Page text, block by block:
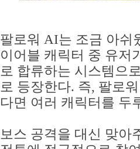
팔로워 AI는 조금 아쉬
이어블 캐릭터 중 유저
로 합류하는 시스템으
로 등장한다. 즉, 팔로
다면 여러 캐릭터를 두
보스 공격을 대신 맞아